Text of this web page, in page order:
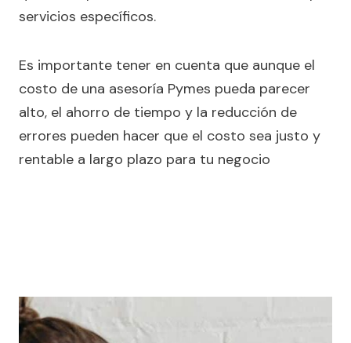
servicios específicos.
Es importante tener en cuenta que aunque el
costo de una asesoría Pymes pueda parecer
alto, el ahorro de tiempo y la reducción de
errores pueden hacer que el costo sea justo y
rentable a largo plazo para tu negocio